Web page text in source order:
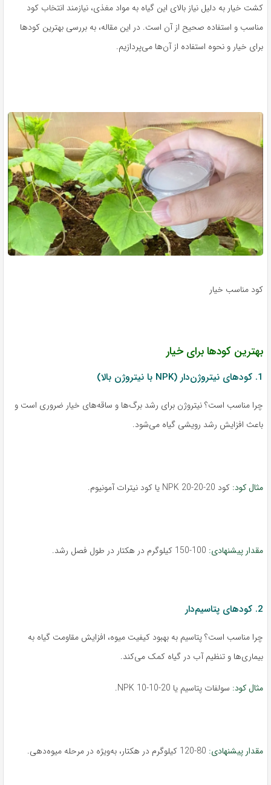
کشت خیار به دلیل نیاز بالای این گیاه به مواد مغذی، نیازمند انتخاب کود
مناسب و استفاده صحیح از آن است. در این مقاله، به بررسی بهترین کودها
برای خیار و نحوه استفاده از آن‌ها می‌پردازیم.
کود مناسب خیار
بهترین کودها برای خیار
1. کودهای نیتروژن‌دار (NPK با نیتروژن بالا)
چرا مناسب است؟ نیتروژن برای رشد برگ‌ها و ساقه‌های خیار ضروری است و
باعث افزایش رشد رویشی گیاه می‌شود.
مثال کود: کود NPK 20-20-20 یا کود نیترات آمونیوم.
مقدار پیشنهادی:
2. کودهای پتاسیم‌دار
چرا مناسب است؟ پتاسیم به بهبود کیفیت میوه، افزایش مقاومت گیاه به
بیماری‌ها و تنظیم آب در گیاه کمک می‌کند.
مثال کود: سولفات پتاسیم یا NPK 10-10-20.
مقدار پیشنهادی: